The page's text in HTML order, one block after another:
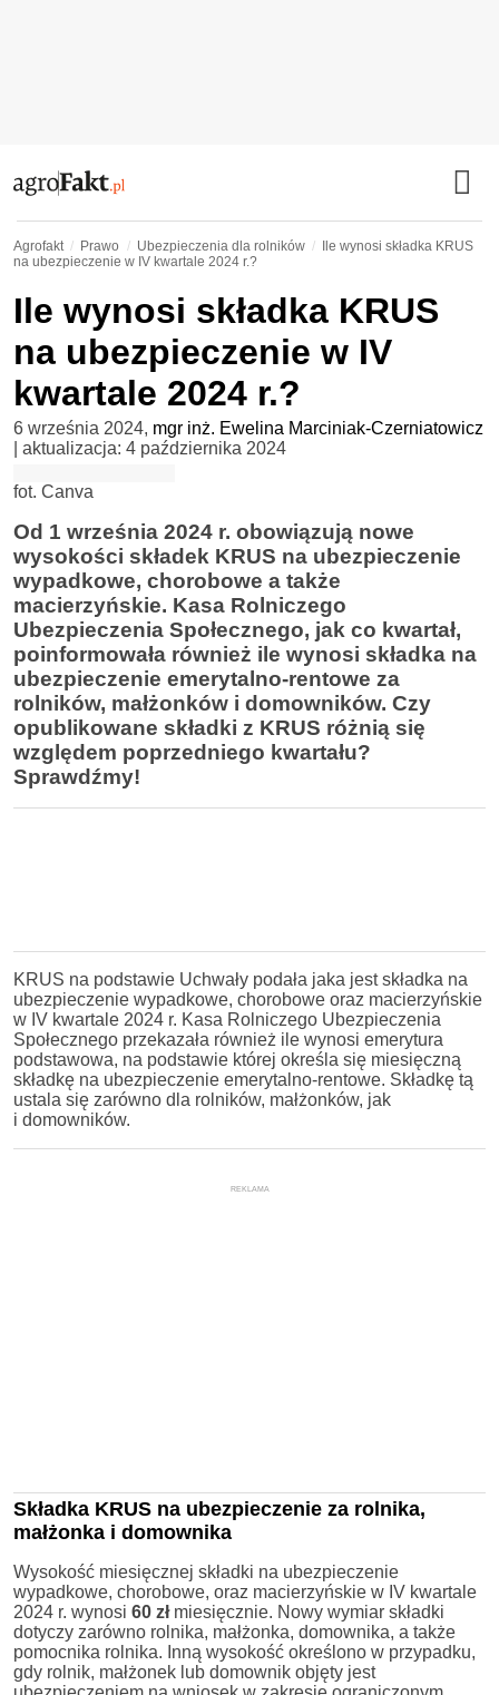
Agrofakt Prawo Ubezpieczenia dla rolników
Ile wynosi składka KRUS
na ubezpieczenie w IV kwartale 2024 r.?
Ile wynosi składka KRUS
na ubezpieczenie w IV
kwartale 2024 r.?
6 września 2024, mgr inż. Ewelina Marciniak-Czerniatowicz
| aktualizacja: 4 października 2024
fot. Canva
Od 1 września 2024 r. obowiązują nowe
wysokości składek KRUS na ubezpieczenie
wypadkowe, chorobowe a także
macierzyńskie. Kasa Rolniczego
Ubezpieczenia Społecznego, jak co kwartał,
poinformowała również ile wynosi składka na
ubezpieczenie emerytalno-rentowe za
rolników, małżonków i domowników. Czy
opublikowane składki z KRUS różnią się
względem poprzedniego kwartału?
Sprawdźmy!
KRUS na podstawie Uchwały podała jaka jest składka na
ubezpieczenie wypadkowe, chorobowe oraz macierzyńskie
w IV kwartale 2024 r. Kasa Rolniczego Ubezpieczenia
Społecznego przekazała również ile wynosi emerytura
podstawowa, na podstawie której określa się miesięczną
składkę na ubezpieczenie emerytalno-rentowe. Składkę tą
ustala się zarówno dla rolników, małżonków, jak
i domowników.
REKLAMA
Składka KRUS na ubezpieczenie za rolnika,
małżonka i domownika
Wysokość miesięcznej składki na ubezpieczenie
wypadkowe, chorobowe, oraz macierzyńskie w IV kwartale
2024 r. wynosi 60 złmiesięcznie. Nowy wymiar składki
dotyczy zarówno rolnika, małżonka, domownika, a także
pomocnika rolnika. Inną wysokość określono w przypadku,
gdy rolnik, małżonek lub domownik objęty jest